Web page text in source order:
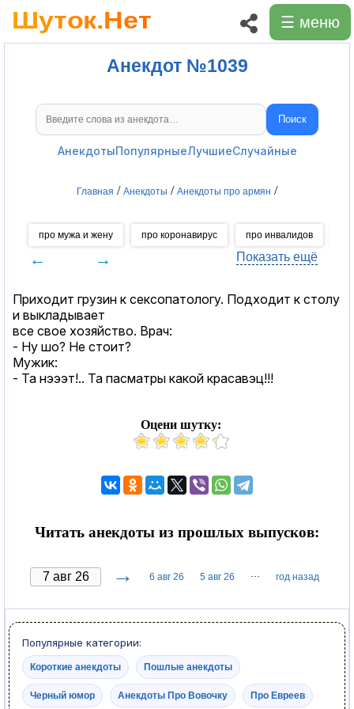
☰ меню
Анекдот №1039
Поиск анекдотов Поиск
АнекдотыПопулярныеЛучшиеСлучайные
Главная / Анекдоты / Анекдоты про армян /
про мужа и жену про коронавирус про инвалидов
← → Показать ещё
Приходит грузин к cекcопатологу. Подходит к столу
и выкладывает
все свое хозяйство. Врач:
- Ну шо? Не стоит?
Мужик:
- Та нэээт!.. Та пасматры какой красавэц!!!
Оцени шутку:
Читать анекдоты из прошлых выпусков:
→ 6 авг 26 5 авг 26 ··· год назад
Популярные категории:
Короткие анекдоты Пошлые анекдоты
Черный юмор Анекдоты Про Вовочку Про Евреев